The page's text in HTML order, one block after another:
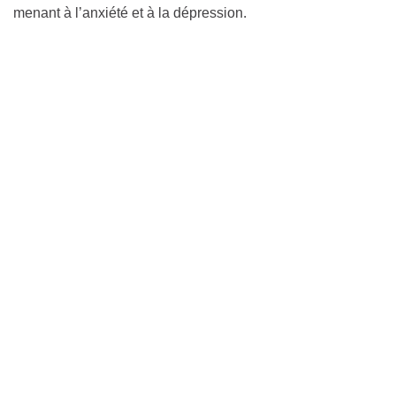
menant à l’anxiété et à la dépression.